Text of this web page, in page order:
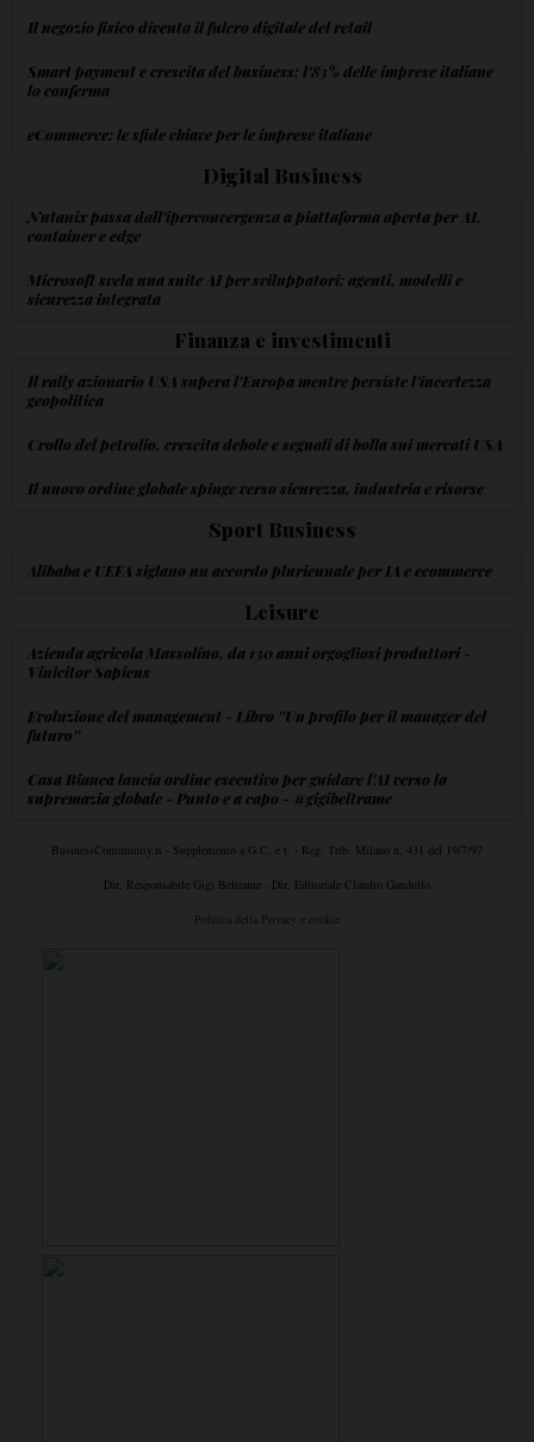
Il negozio fisico diventa il fulcro digitale del retail
Smart payment e crescita del business: l'83% delle imprese italiane
lo conferma
eCommerce: le sfide chiave per le imprese italiane
Digital Business
Nutanix passa dall'iperconvergenza a piattaforma aperta per AI,
container e edge
Microsoft svela una suite AI per sviluppatori: agenti, modelli e
sicurezza integrata
Finanza e investimenti
Il rally azionario USA supera l'Europa mentre persiste l'incertezza
geopolitica
Crollo del petrolio, crescita debole e segnali di bolla sui mercati USA
Il nuovo ordine globale spinge verso sicurezza, industria e risorse
Sport Business
Alibaba e UEFA siglano un accordo pluriennale per IA e ecommerce
Leisure
Azienda agricola Massolino, da 130 anni orgogliosi produttori -
Vinicitor Sapiens
Evoluzione del management - Libro ''Un profilo per il manager del
futuro''
Casa Bianca lancia ordine esecutivo per guidare l'AI verso la
supremazia globale - Punto e a capo - @gigibeltrame
BusinessCommunity.it - Supplemento a G.C. e t. - Reg. Trib. Milano n. 431 del 19/7/97
Dir. Responsabile Gigi Beltrame - Dir. Editoriale Claudio Gandolfo
Politica della Privacy e cookie